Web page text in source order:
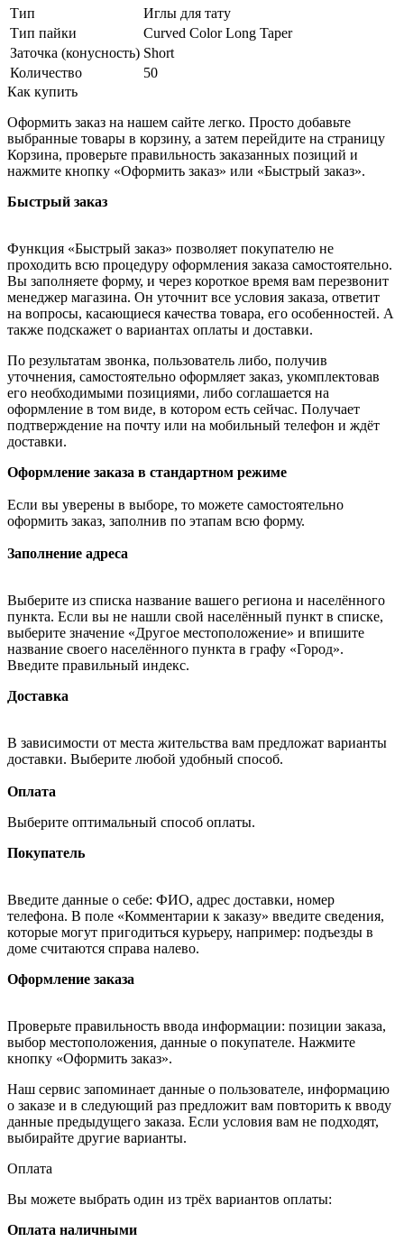
Тип
Иглы для тату
Тип пайки
Curved Color Long Taper
Заточка (конусность) Short
Количество
50
Как купить
Оформить заказ на нашем сайте легко. Просто добавьте
выбранные товары в корзину, а затем перейдите на страницу
Корзина, проверьте правильность заказанных позиций и
нажмите кнопку «Оформить заказ» или «Быстрый заказ».
Быстрый заказ
Функция «Быстрый заказ» позволяет покупателю не
проходить всю процедуру оформления заказа самостоятельно.
Вы заполняете форму, и через короткое время вам перезвонит
менеджер магазина. Он уточнит все условия заказа, ответит
на вопросы, касающиеся качества товара, его особенностей. А
также подскажет о вариантах оплаты и доставки.
По результатам звонка, пользователь либо, получив
уточнения, самостоятельно оформляет заказ, укомплектовав
его необходимыми позициями, либо соглашается на
оформление в том виде, в котором есть сейчас. Получает
подтверждение на почту или на мобильный телефон и ждёт
доставки.
Оформление заказа в стандартном режиме
Если вы уверены в выборе, то можете самостоятельно
оформить заказ, заполнив по этапам всю форму.
Заполнение адреса
Выберите из списка название вашего региона и населённого
пункта. Если вы не нашли свой населённый пункт в списке,
выберите значение «Другое местоположение» и впишите
название своего населённого пункта в графу «Город».
Введите правильный индекс.
Доставка
В зависимости от места жительства вам предложат варианты
доставки. Выберите любой удобный способ.
Оплата
Выберите оптимальный способ оплаты.
Покупатель
Введите данные о себе: ФИО, адрес доставки, номер
телефона. В поле «Комментарии к заказу» введите сведения,
которые могут пригодиться курьеру, например: подъезды в
доме считаются справа налево.
Оформление заказа
Проверьте правильность ввода информации: позиции заказа,
выбор местоположения, данные о покупателе. Нажмите
кнопку «Оформить заказ».
Наш сервис запоминает данные о пользователе, информацию
о заказе и в следующий раз предложит вам повторить к вводу
данные предыдущего заказа. Если условия вам не подходят,
выбирайте другие варианты.
Оплата
Вы можете выбрать один из трёх вариантов оплаты:
Оплата наличными